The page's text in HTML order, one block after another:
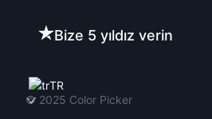
Bize 5 yıldız verin
TR
© 2025 Color Picker